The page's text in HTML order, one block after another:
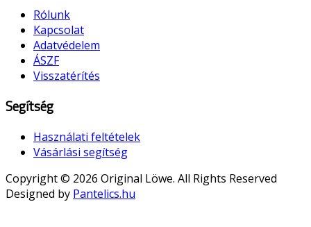
Rólunk
Kapcsolat
Adatvédelem
ÁSZF
Visszatérítés
Segítség
Használati feltételek
Vásárlási segítség
Copyright © 2026 Original Löwe. All Rights Reserved
Designed by Pantelics.hu